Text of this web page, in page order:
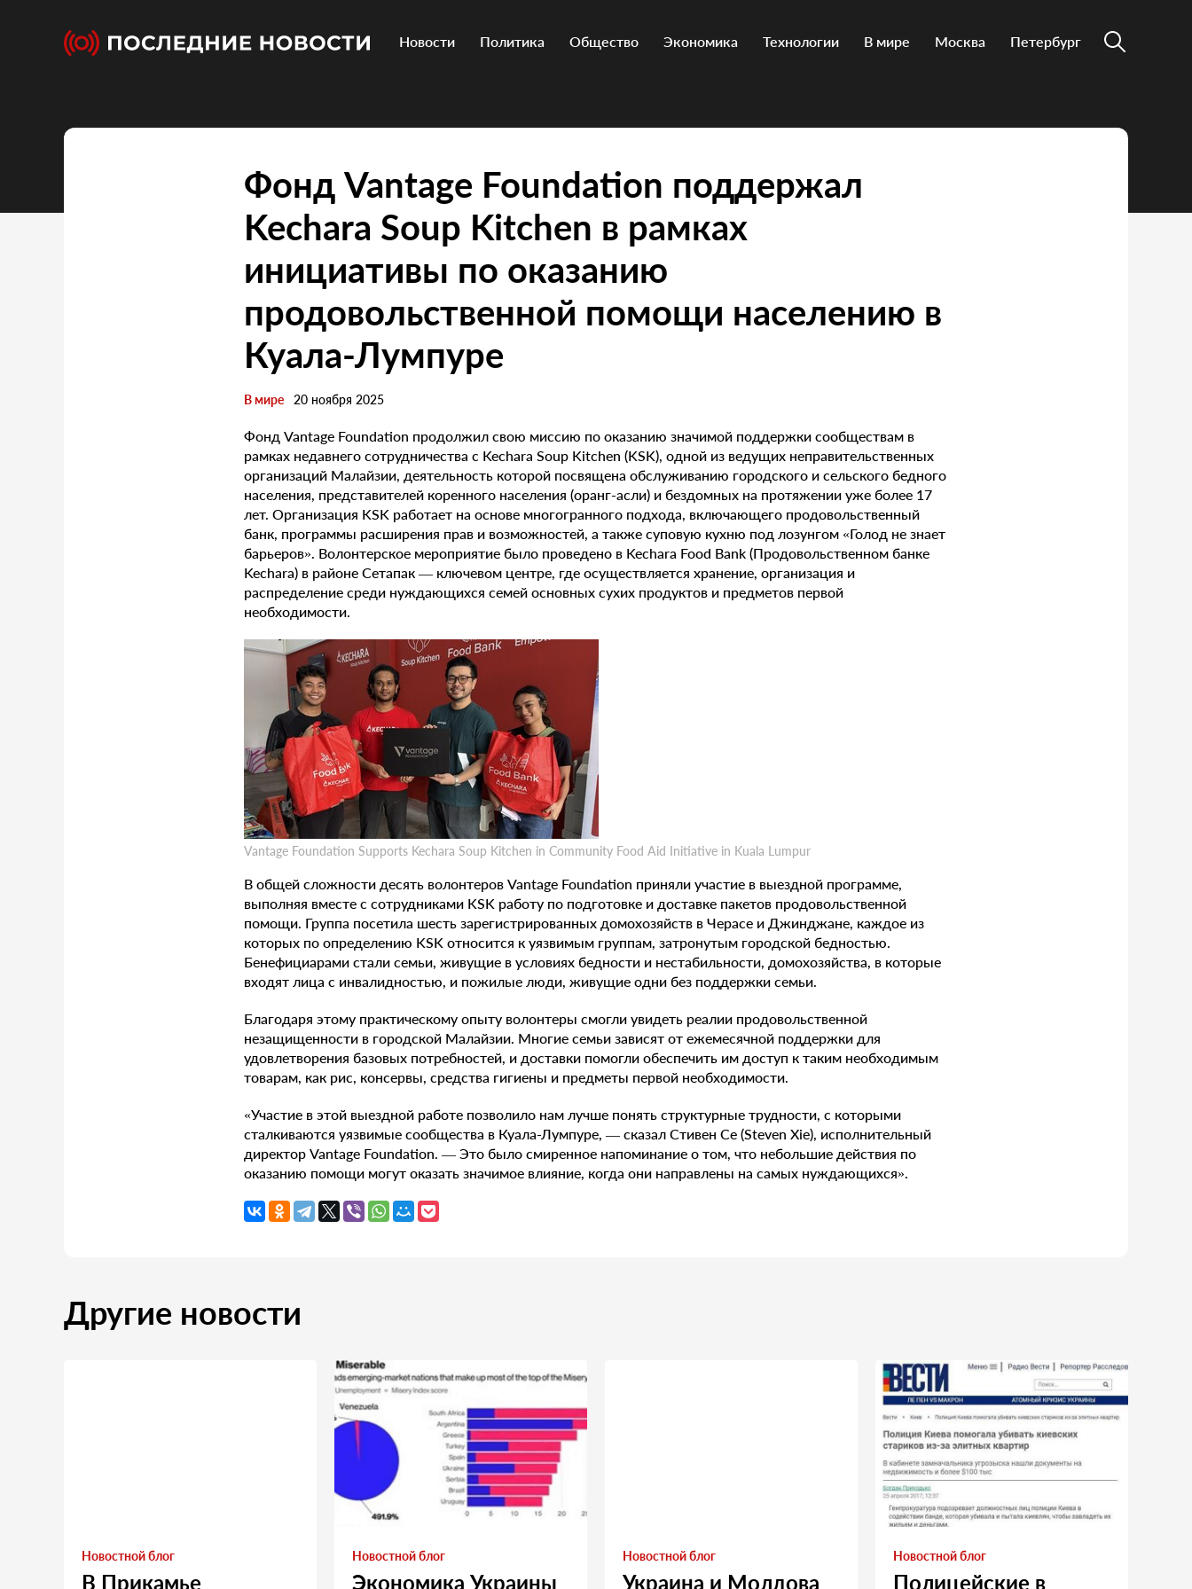
Новости Политика Общество Экономика Технологии В мире Москва Петербург
Фонд Vantage Foundation поддержал
Kechara Soup Kitchen в рамках
инициативы по оказанию
продовольственной помощи населению в
Куала-Лумпуре
В мире 20 ноября 2025
Фонд Vantage Foundation продолжил свою миссию по оказанию значимой поддержки сообществам в
рамках недавнего сотрудничества с Kechara Soup Kitchen (KSK), одной из ведущих неправительственных
организаций Малайзии, деятельность которой посвящена обслуживанию городского и сельского бедного
населения, представителей коренного населения (оранг-асли) и бездомных на протяжении уже более 17
лет. Организация KSK работает на основе многогранного подхода, включающего продовольственный
банк, программы расширения прав и возможностей, а также суповую кухню под лозунгом «Голод не знает
барьеров». Волонтерское мероприятие было проведено в Kechara Food Bank (Продовольственном банке
Kechara) в районе Сетапак — ключевом центре, где осуществляется хранение, организация и
распределение среди нуждающихся семей основных сухих продуктов и предметов первой
необходимости.
Vantage Foundation Supports Kechara Soup Kitchen in Community Food Aid Initiative in Kuala Lumpur
В общей сложности десять волонтеров Vantage Foundation приняли участие в выездной программе,
выполняя вместе с сотрудниками KSK работу по подготовке и доставке пакетов продовольственной
помощи. Группа посетила шесть зарегистрированных домохозяйств в Черасе и Джинджане, каждое из
которых по определению KSK относится к уязвимым группам, затронутым городской бедностью.
Бенефициарами стали семьи, живущие в условиях бедности и нестабильности, домохозяйства, в которые
входят лица с инвалидностью, и пожилые люди, живущие одни без поддержки семьи.
Благодаря этому практическому опыту волонтеры смогли увидеть реалии продовольственной
незащищенности в городской Малайзии. Многие семьи зависят от ежемесячной поддержки для
удовлетворения базовых потребностей, и доставки помогли обеспечить им доступ к таким необходимым
товарам, как рис, консервы, средства гигиены и предметы первой необходимости.
«Участие в этой выездной работе позволило нам лучше понять структурные трудности, с которыми
сталкиваются уязвимые сообщества в Куала-Лумпуре, — сказал Стивен Се (Steven Xie), исполнительный
директор Vantage Foundation. — Это было смиренное напоминание о том, что небольшие действия по
оказанию помощи могут оказать значимое влияние, когда они направлены на самых нуждающихся».
Другие новости
Новостной блог
В Прикамье
Новостной блог
Экономика Украины
Новостной блог
Украина и Молдова
Новостной блог
Полицейские в